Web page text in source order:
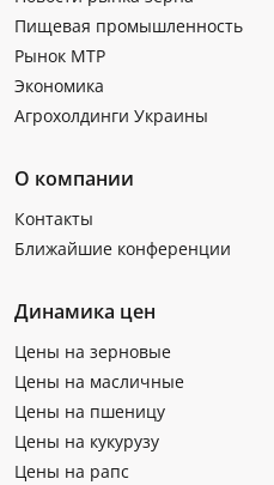
Пищевая промышленность
Рынок МТР
Экономика
Агрохолдинги Украины
О компании
Контакты
Ближайшие конференции
Динамика цен
Цены на зерновые
Цены на масличные
Цены на пшеницу
Цены на кукурузу
Цены на рапс